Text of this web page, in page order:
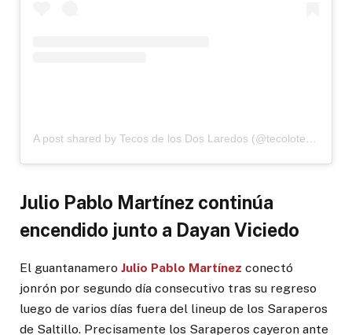
Julio Pablo Martínez continúa
encendido junto a Dayan Viciedo
El guantanamero Julio Pablo Martínez conectó
jonrón por segundo día consecutivo tras su regreso
luego de varios días fuera del lineup de los Saraperos
de Saltillo. Precisamente los Saraperos cayeron ante